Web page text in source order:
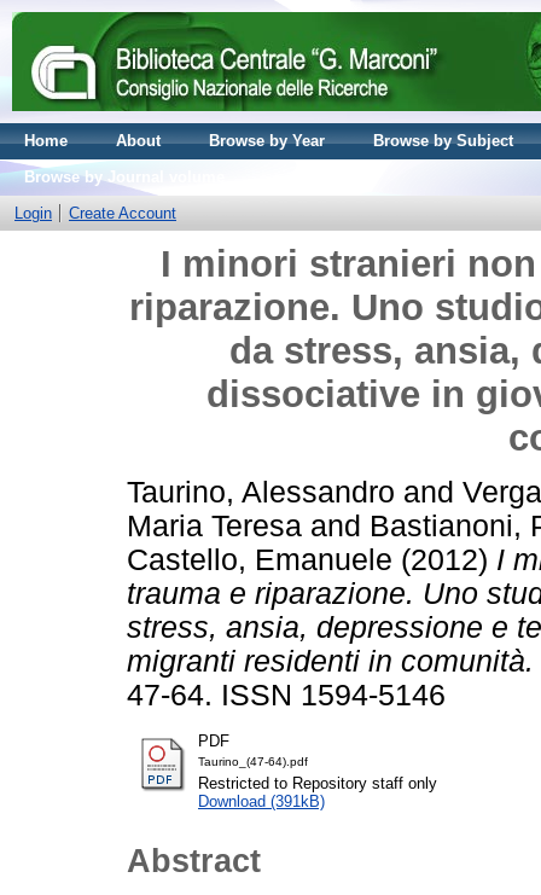
Home About Browse by Year
Browse by Subject
Browse by Journal volume
Login
Create Account
I minori stranieri
riparazione. Uno
da stress, ansia,
dissociative in
Taurino, Alessandro and
Maria Teresa and Bastianoni,
Castello, Emanuele (2012) I
trauma e riparazione. Uno
stress, ansia, depressione e
migranti residenti in comunità.
47-64. ISSN 1594-5146
PDF
Taurino_(47-64).pdf
Restricted to Repository staff only
Download (391kB)
Abstract